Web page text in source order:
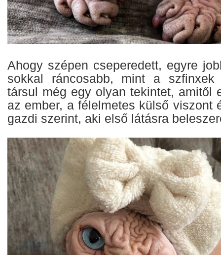
Ahogy szépen cseperedett, egyre
sokkal ráncosabb, mint a szfinxek
társul még egy olyan tekintet, amitől
az ember, a félelmetes külső viszont
gazdi szerint, aki első látásra